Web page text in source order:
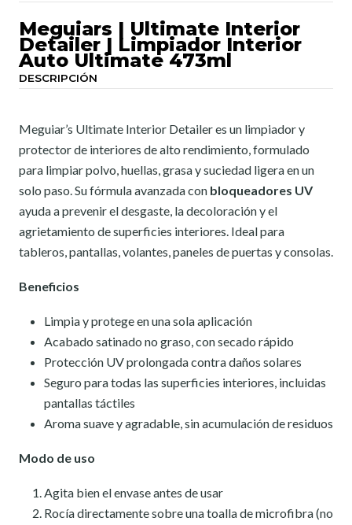
Meguiars | Ultimate Interior
Detailer | Limpiador Interior
Auto Ultimate 473ml
DESCRIPCIÓN
Meguiar’s Ultimate Interior Detailer es un limpiador y
protector de interiores de alto rendimiento, formulado
para limpiar polvo, huellas, grasa y suciedad ligera en un
solo paso. Su fórmula avanzada con bloqueadores UV
ayuda a prevenir el desgaste, la decoloración y el
agrietamiento de superficies interiores. Ideal para
tableros, pantallas, volantes, paneles de puertas y consolas.
Beneficios
Limpia y protege en una sola aplicación
Acabado satinado no graso, con secado rápido
Protección UV prolongada contra daños solares
Seguro para todas las superficies interiores, incluidas
pantallas táctiles
Aroma suave y agradable, sin acumulación de residuos
Modo de uso
Agita bien el envase antes de usar
Rocía directamente sobre una toalla de microfibra (no